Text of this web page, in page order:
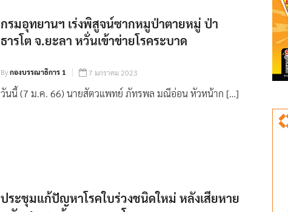
กรมอุทยานฯ เร่งพิสูจน์ซากหมูป่าตายหมู่ ป่า
ธารโต จ.ยะลา หวั่นเข้าข่ายโรคระบาด
Byกองบรรณาธิการ 1 7 มกราคม 2023
วันนี้ (7 ม.ค. 66) นายสัตวแพทย์ ภัทรพล มณีอ่อน หัวหน้าก […]
ประชุมแก้ปัญหาโรคใบร่วงชนิดใหม่ หลังเสียหาย